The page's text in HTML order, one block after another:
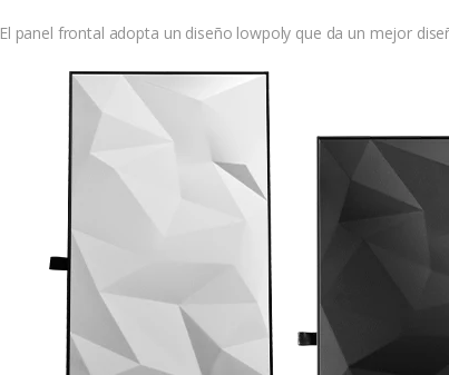
El panel frontal adopta un diseño lowpoly que da un mejor